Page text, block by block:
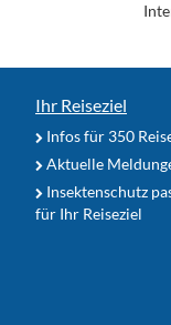
Ihr Reiseziel
Infos für 350
Aktuelle
Insektenschutz
für Ihr Reiseziel